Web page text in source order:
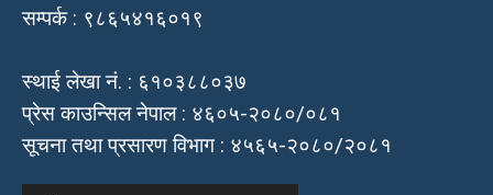
सम्पर्क : ९८६५४१६०१९
स्थाई लेखा नं. : ६१०३८८०३७
प्रेस काउन्सिल नेपाल : ४६०५-२०८०/०८१
सूचना तथा प्रसारण विभाग : ४५६५-२०८०/२०८१